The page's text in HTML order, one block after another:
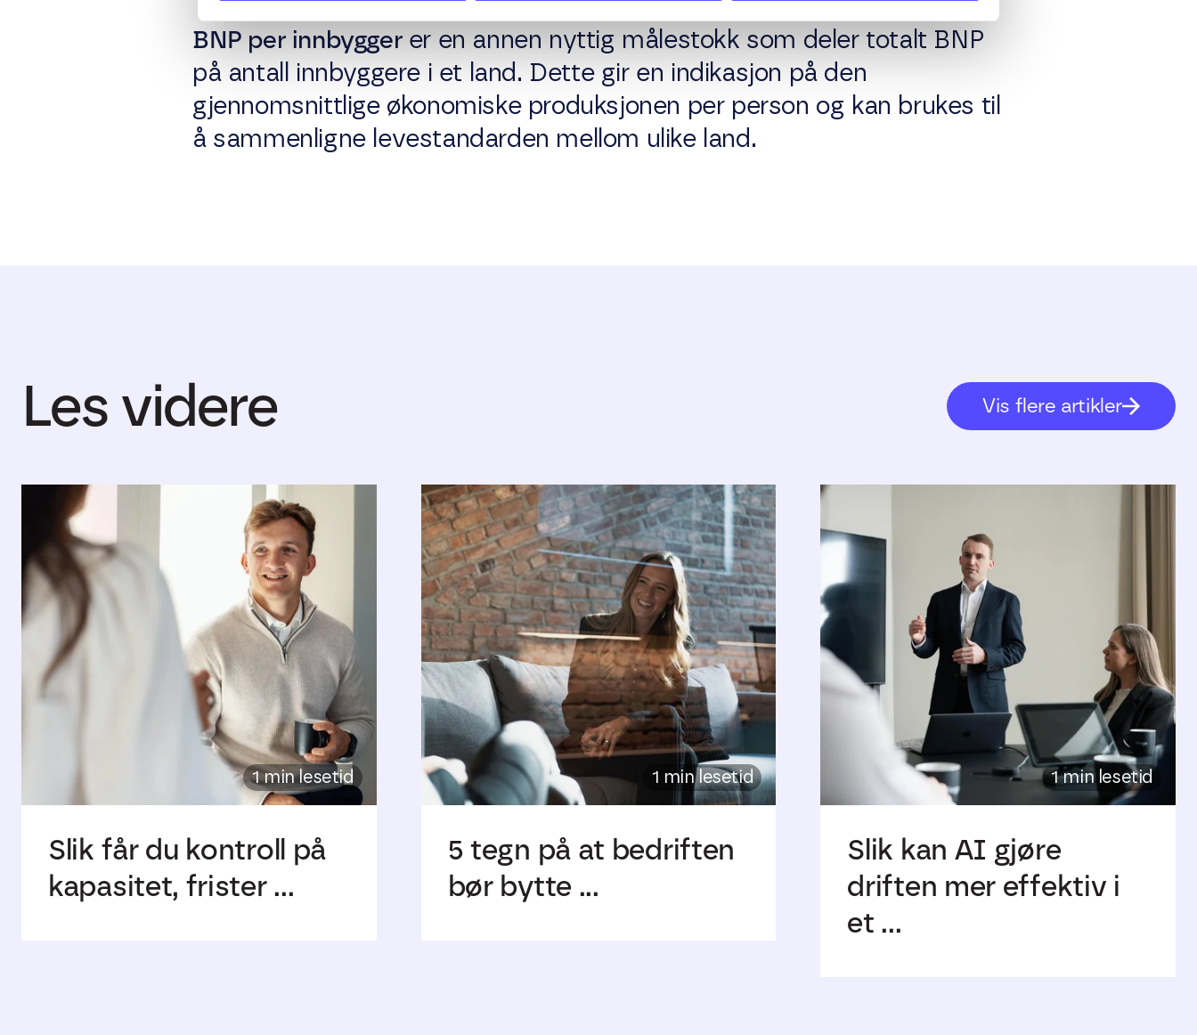
BNP per innbygger er en annen nyttig målestokk som deler totalt BNP
på antall innbyggere i et land. Dette gir en indikasjon på den
gjennomsnittlige økonomiske produksjonen per person og kan brukes til
å sammenligne levestandarden mellom ulike land.
Les videre Vis flere artikler
1 min lesetid
Slik får du kontroll på
kapasitet, frister ...
1 min lesetid
5 tegn på at bedriften
bør bytte ...
1 min lesetid
Slik kan AI gjøre
driften mer effektiv i
et ...